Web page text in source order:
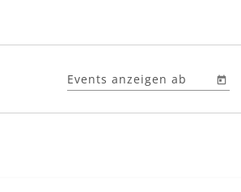
Events anzeigen ab